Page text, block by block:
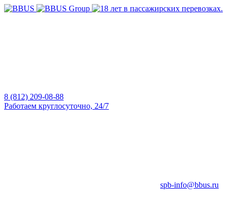
8 (812) 209-08-88
Работаем круглосуточно, 24/7
spb-info@bbus.ru